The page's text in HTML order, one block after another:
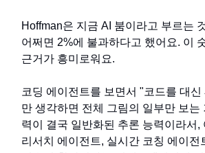
Hoffman은 지금 AI 붐이라고 부르는
어쩌면 2%에 불과하다고 했어요. 이
근거가 흥미로워요.
코딩 에이전트를 보면서 "코드를 대
만 생각하면 전체 그림의 일부만 보는
력이 결국 일반화된 추론 능력이라서,
리서치 에이전트, 실시간 코칭 에이전